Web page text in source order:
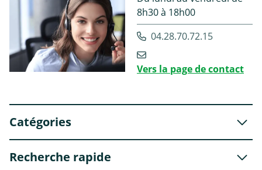
8h30 à 18h00
04.28.70.72.15
Vers la page de contact
Catégories
Recherche rapide